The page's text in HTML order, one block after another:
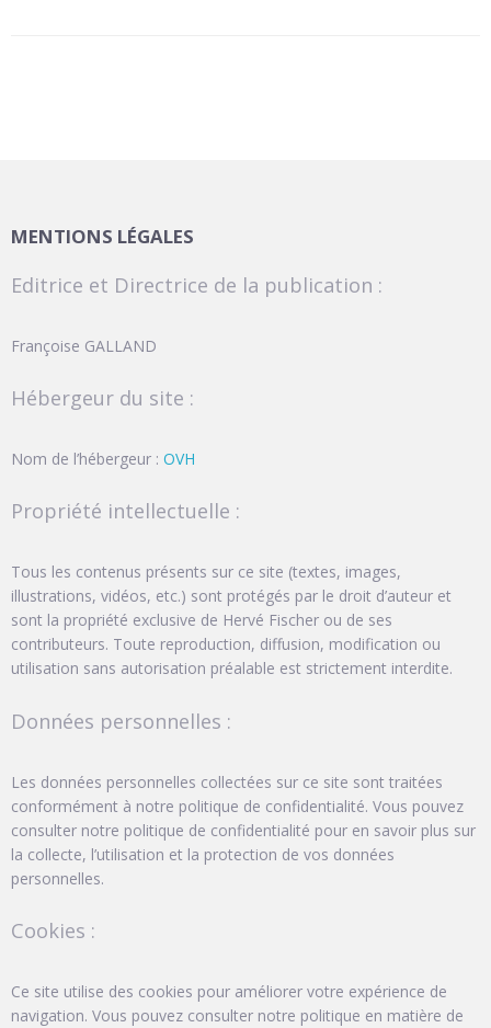
MENTIONS LÉGALES
Editrice et Directrice de la publication :
Françoise GALLAND
Hébergeur du site :
Nom de l’hébergeur : OVH
Propriété intellectuelle :
Tous les contenus présents sur ce site (textes, images,
illustrations, vidéos, etc.) sont protégés par le droit d’auteur et
sont la propriété exclusive de Hervé Fischer ou de ses
contributeurs. Toute reproduction, diffusion, modification ou
utilisation sans autorisation préalable est strictement interdite.
Données personnelles :
Les données personnelles collectées sur ce site sont traitées
conformément à notre politique de confidentialité. Vous pouvez
consulter notre politique de confidentialité pour en savoir plus sur
la collecte, l’utilisation et la protection de vos données
personnelles.
Cookies :
Ce site utilise des cookies pour améliorer votre expérience de
navigation. Vous pouvez consulter notre politique en matière de